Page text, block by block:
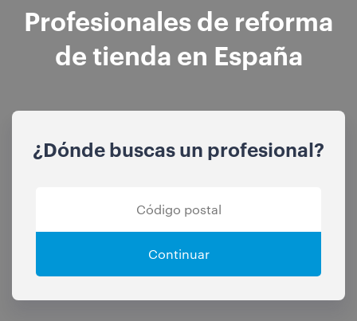
Profesionales de reforma
de tienda en España
¿Dónde buscas un profesional?
Continuar